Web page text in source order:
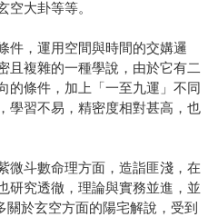
空大卦等等。
件，運用空間與時間的交媾邏
且複雜的一種學說，由於它有二
的條件，加上「一至九運」不同
學習不易，精密度相對甚高，也
微斗數命理方面，造詣匪淺，在
研究透徹，理論與實務並進，並
關於玄空方面的陽宅解說，受到